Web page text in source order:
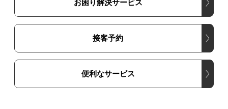
お困り解決サービス
接客予約
便利なサービス